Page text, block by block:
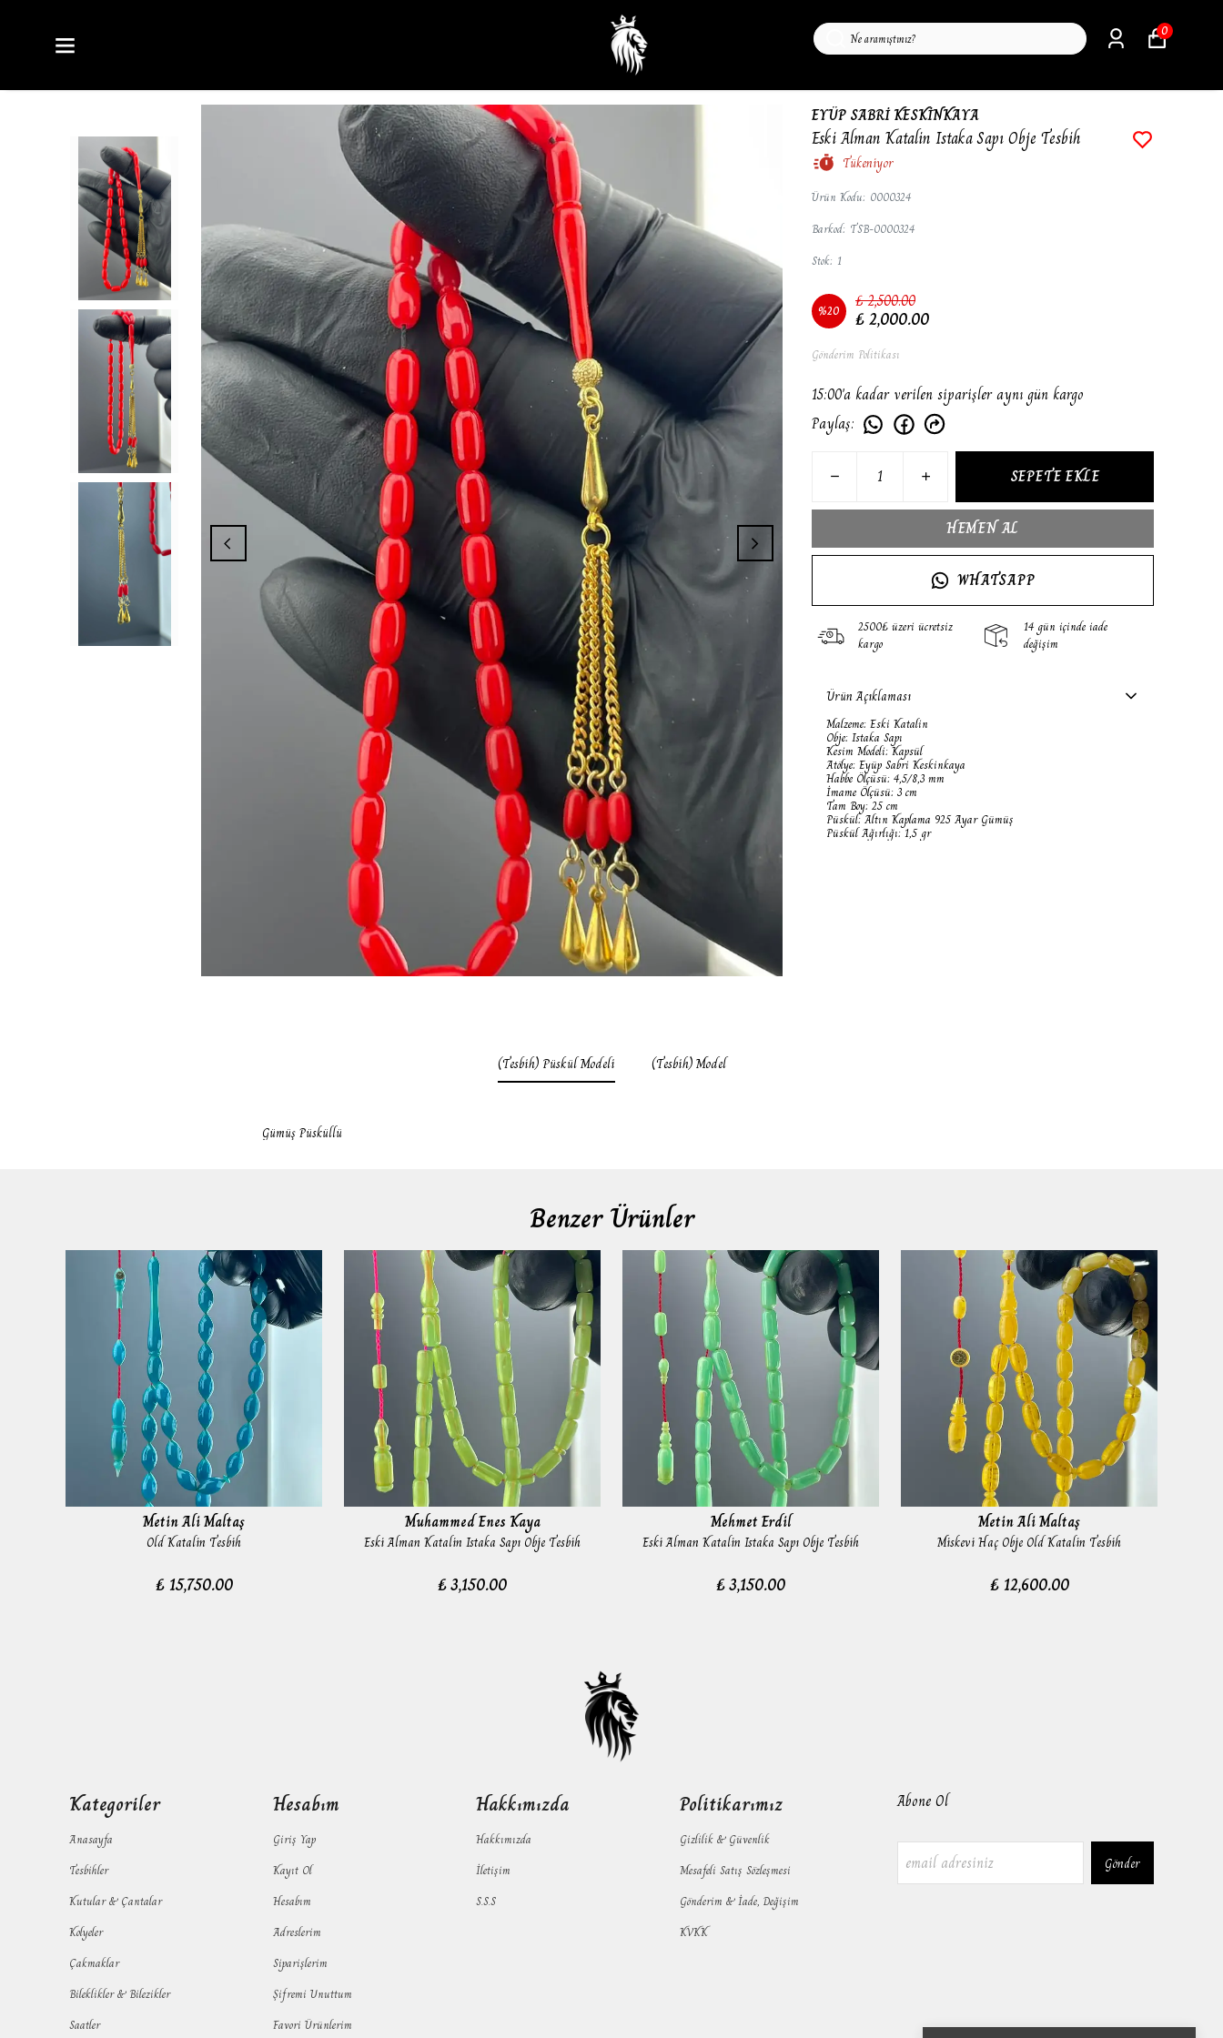
0
EYÜP SABRİ KESKİNKAYA
Eski Alman Katalin Istaka Sapı Obje Tesbih
Tükeniyor
Ürün Kodu: 0000324
Barkod: TSB-0000324
Stok: 1
%20 ₺ 2,500.00
₺ 2,000.00
Gönderim Politikası
15:00'a kadar verilen siparişler aynı gün kargo
Paylaş:
SEPETE EKLE
HEMEN AL
WHATSAPP
2500₺ üzeri ücretsiz
kargo
14 gün içinde iade
değişim
Ürün Açıklaması
Malzeme: Eski Katalin
Obje: Istaka Sapı
Kesim Modeli: Kapsül
Atölye: Eyüp Sabri Keskinkaya
Habbe Ölçüsü: 4,5/8,3 mm
İmame Ölçüsü: 3 cm
Tam Boy: 25 cm
Püskül: Altın Kaplama 925 Ayar Gümüş
Püskül Ağırlığı: 1,5 gr
(Tesbih) Püskül Modeli (Tesbih) Model
Gümüş Püsküllü
Benzer Ürünler
Metin Ali Maltaş
Old Katalin Tesbih
₺ 15,750.00
Muhammed Enes Kaya
Eski Alman Katalin Istaka Sapı Obje Tesbih
₺ 3,150.00
Mehmet Erdil
Eski Alman Katalin Istaka Sapı Obje Tesbih
₺ 3,150.00
Metin Ali Maltaş
Miskevi Haç Obje Old Katalin Tesbih
₺ 12,600.00
Kategoriler
Anasayfa
Tesbihler
Kutular & Çantalar
Kolyeler
Çakmaklar
Bileklikler & Bilezikler
Saatler
Hesabım
Giriş Yap
Kayıt Ol
Hesabım
Adreslerim
Siparişlerim
Şifremi Unuttum
Favori Ürünlerim
Hakkımızda
Hakkımızda
İletişim
S.S.S
Politikarımız
Gizlilik & Güvenlik
Mesafeli Satış Sözleşmesi
Gönderim & İade, Değişim
KVKK
Abone Ol
Gönder